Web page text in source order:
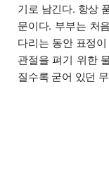
기로 남긴다. 항상
문이다. 부부는 처
다리는 동안 표정
관절을 펴기 위한
질수록 굳어 있던